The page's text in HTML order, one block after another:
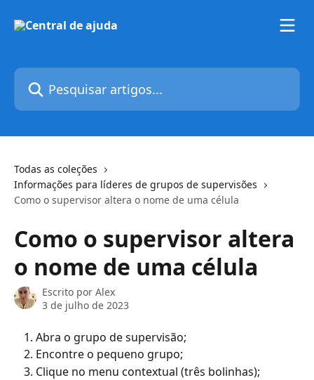
Pesquisar artigos...
Todas as coleções
Informações para líderes de grupos de supervisões
Como o supervisor altera o nome de uma célula
Como o supervisor altera
o nome de uma célula
Escrito por Alex
3 de julho de 2023
Abra o grupo de supervisão;
Encontre o pequeno grupo;
Clique no menu contextual (três bolinhas);